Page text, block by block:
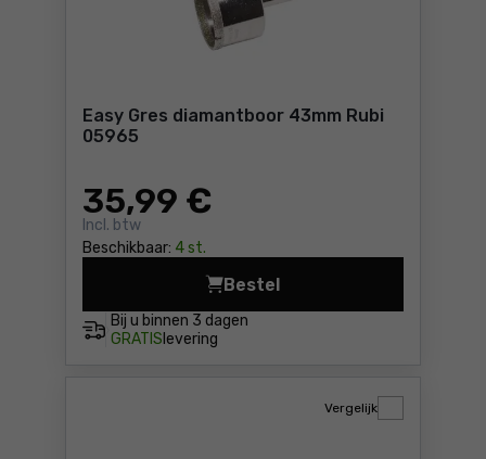
Easy Gres diamantboor 43mm Rubi
05965
35,99 €
Incl. btw
Beschikbaar: 4 st.
Bij u binnen 3 dagen
GRATIS levering
Bestel
Easy Gres diamantboor
Vergelijk